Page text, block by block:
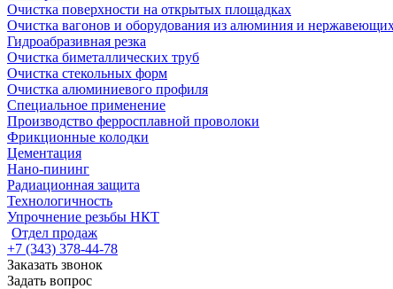
Очистка поверхности на открытых площадках
Очистка вагонов и оборудования из алюминия и
Гидроабразивная резка
Очистка биметаллических труб
Очистка стекольных форм
Очистка алюминиевого профиля
Специальное применение
Производство ферросплавной проволоки
Фрикционные колодки
Цементация
Нано-пининг
Радиационная защита
Технологичность
Упрочнение резьбы НКТ
Отдел продаж
+7 (343) 378-44-78
Заказать звонок
Задать вопрос